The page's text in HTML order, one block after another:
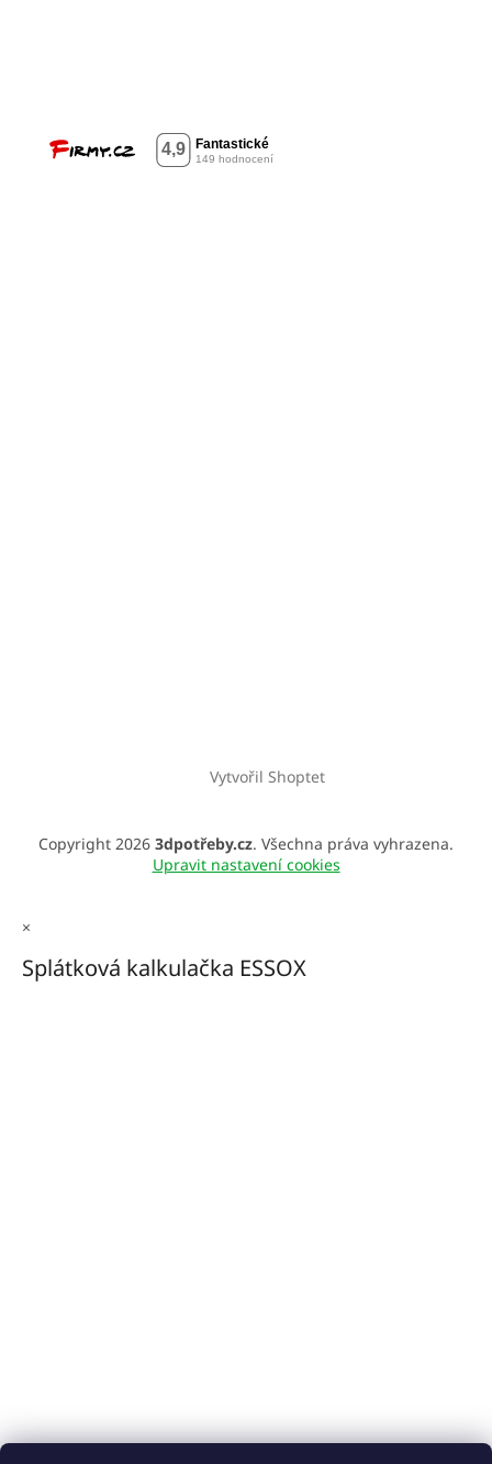
Vytvořil Shoptet
Copyright 2026 3dpotřeby.cz. Všechna práva vyhrazena.
Upravit nastavení cookies
×
Splátková kalkulačka ESSOX